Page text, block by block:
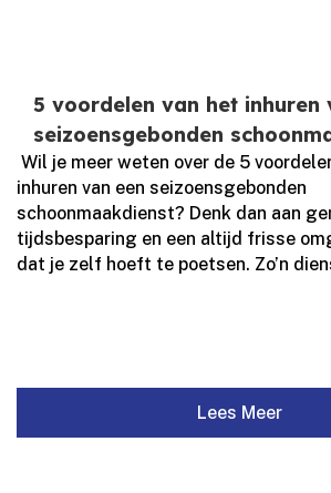
5 voordelen van het inhuren
seizoensgebonden
Wil je meer weten over de 5
inhuren van een seizoensgebonden
schoonmaakdienst? Denk dan aan
tijdsbesparing en een altijd frisse
dat je zelf hoeft te poetsen.​ Zo’n
Lees Meer